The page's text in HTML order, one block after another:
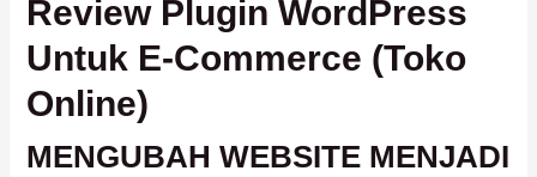
Review Plugin WordPress
Untuk E-Commerce (Toko
Online)
MENGUBAH WEBSITE MENJADI